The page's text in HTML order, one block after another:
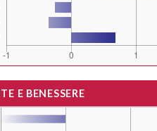
E BENESSERE